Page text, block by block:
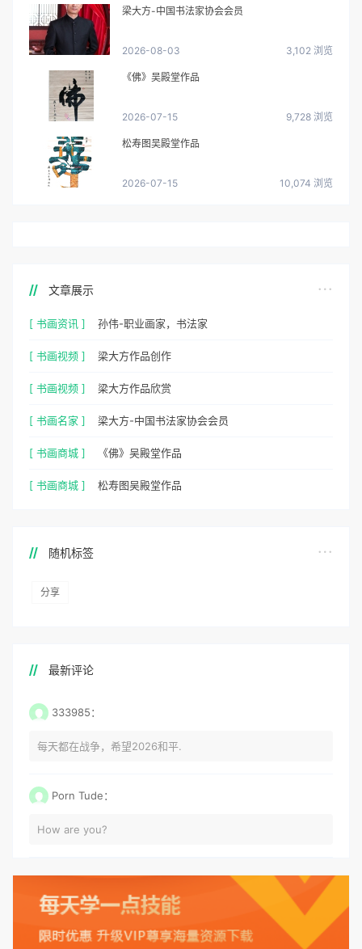
梁大方-中国书法家协会会员
2026-08-03 3,102 浏览
《佛》吴殿堂作品
2026-07-15 9,728 浏览
松寿图吴殿堂作品
2026-07-15 10,074 浏览
文章展示
[ 书画资讯 ] 孙伟-职业画家，书法家
[ 书画视频 ] 梁大方作品创作
[ 书画视频 ] 梁大方作品欣赏
[ 书画名家 ] 梁大方-中国书法家协会会员
[ 书画商城 ] 《佛》吴殿堂作品
[ 书画商城 ] 松寿图吴殿堂作品
随机标签
分享
最新评论
333985：
每天都在战争，希望2026和平.
Porn Tude：
How are you?